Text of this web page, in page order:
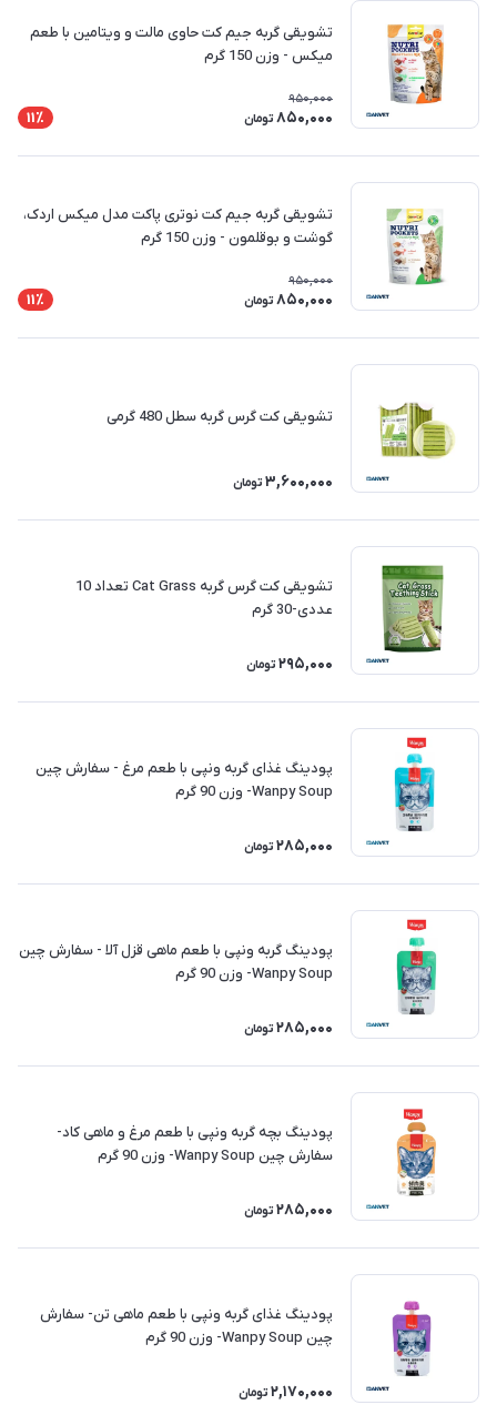
تشویقی گربه جیم کت حاوی مالت و ویتامین با طعم
میکس - وزن 150 گرم
950,000
850,000 تومان 11٪
تشویقی گربه جیم کت نوتری پاکت مدل میکس اردک،
گوشت و بوقلمون - وزن 150 گرم
950,000
850,000 تومان 11٪
تشویقی کت گرس گربه سطل 480 گرمی
3,600,000 تومان
تشویقی کت گرس گربه Cat Grass تعداد 10
عددی-30 گرم
295,000 تومان
پودینگ غذای گربه ونپی با طعم مرغ - سفارش چین
Wanpy Soup- وزن 90 گرم
285,000 تومان
پودینگ گربه ونپی با طعم ماهی قزل آلا - سفارش چین
Wanpy Soup- وزن 90 گرم
285,000 تومان
پودینگ بچه گربه ونپی با طعم مرغ و ماهی کاد-
سفارش چین Wanpy Soup- وزن 90 گرم
285,000 تومان
پودینگ غذای گربه ونپی با طعم ماهی تن- سفارش
چین Wanpy Soup- وزن 90 گرم
2,170,000 تومان